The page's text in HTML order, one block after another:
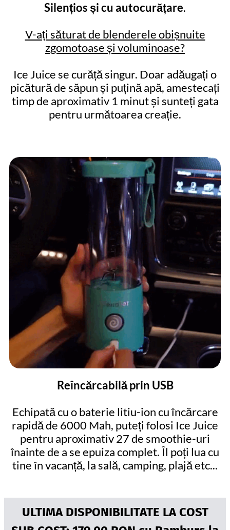
Silențios și cu autocurățare.
V-ați săturat de blenderele obișnuite
zgomotoase și voluminoase?
Ice Juice se curăță singur. Doar adăugați o
picătură de săpun și puțină apă, amestecați
timp de aproximativ 1 minut și sunteți gata
pentru următoarea creație.
Reîncărcabilă prin USB
Echipată cu o baterie litiu-ion cu încărcare
rapidă de 6000 Mah, puteți folosi Ice Juice
pentru aproximativ 27 de smoothie-uri
înainte de a se epuiza complet. Îl poți lua cu
tine în vacanță, la sală, camping, plajă etc...
ULTIMA DISPONIBILITATE LA COST